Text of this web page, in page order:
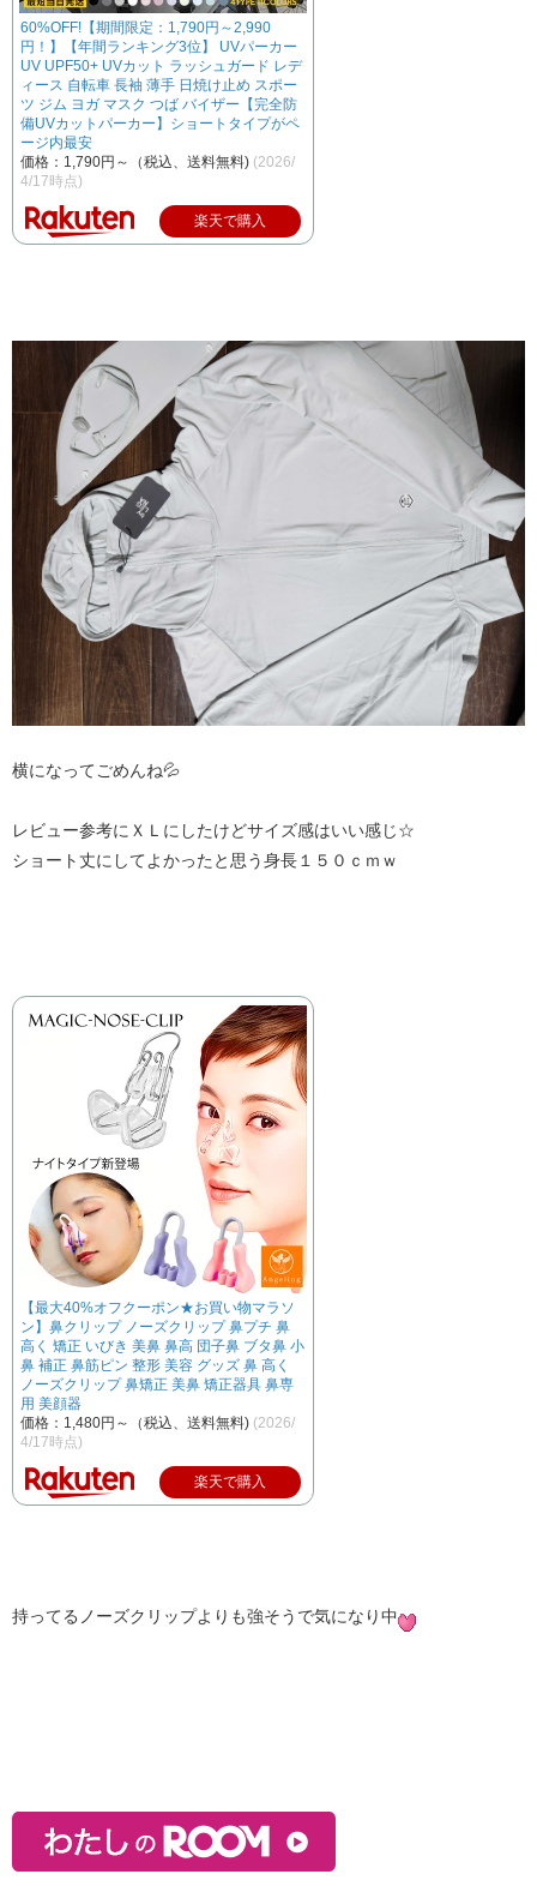
60%OFF!【期間限定：1,790円～2,990
円！】【年間ランキング3位】 UVパーカー
UV UPF50+ UVカット ラッシュガード レデ
ィース 自転車 長袖 薄手 日焼け止め スポー
ツ ジム ヨガ マスク つば バイザー【完全防
備UVカットパーカー】ショートタイプがペ
ージ内最安
価格：1,790円～（税込、送料無料) (2026/
4/17時点)
楽天で購入
横になってごめんね💦
レビュー参考にＸＬにしたけどサイズ感はいい感じ☆
ショート丈にしてよかったと思う身長１５０ｃｍｗ
【最大40%オフクーポン★お買い物マラソ
ン】鼻クリップ ノーズクリップ 鼻プチ 鼻
高く 矯正 いびき 美鼻 鼻高 団子鼻 ブタ鼻 小
鼻 補正 鼻筋ピン 整形 美容 グッズ 鼻 高く
ノーズクリップ 鼻矯正 美鼻 矯正器具 鼻専
用 美顔器
価格：1,480円～（税込、送料無料) (2026/
4/17時点)
楽天で購入
持ってるノーズクリップよりも強そうで気になり中